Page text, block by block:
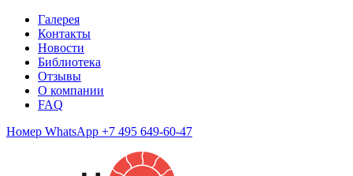
Галерея
Контакты
Новости
Библиотека
Отзывы
О компании
FAQ
Номер WhatsApp +7 495 649-60-47